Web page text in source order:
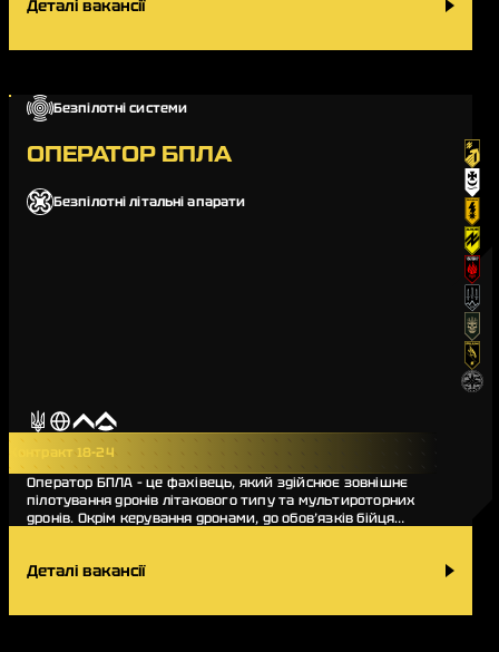
Деталі вакансії
Безпілотні системи
ОПЕРАТОР БПЛА
Безпілотні літальні апарати
Контракт 18-24
Оператор БПЛА – це фахівець, який здійснює зовнішнє
пілотування дронів літакового типу та мультироторних
дронів. Окрім керування дронами, до обов’язків бійця
Деталі вакансії